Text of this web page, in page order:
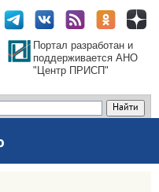
Портал разработан и
поддерживается АНО
"Центр ПРИСП"